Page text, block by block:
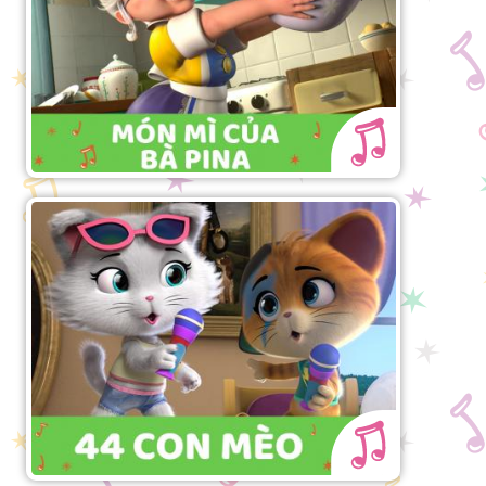
Bài hát "44 Con Mèo"
Trổ tài ca sĩ cùng Buffycats!